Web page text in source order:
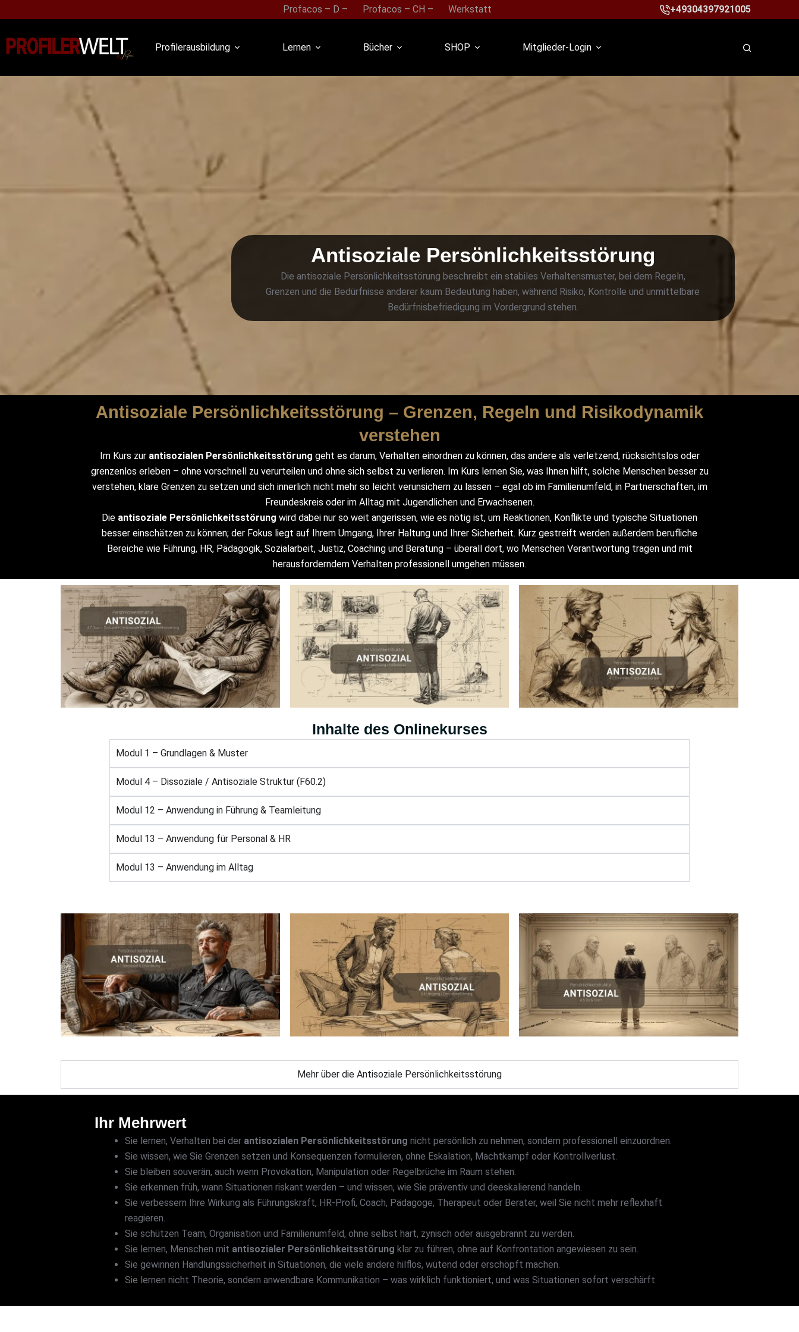
Profacos – D – Profacos – CH – Werkstatt +49304397921005
Profilerausbildung Lernen Bücher SHOP Mitglieder-Login
Antisoziale Persönlichkeitsstörung
Die antisoziale Persönlichkeitsstörung beschreibt ein stabiles Verhaltensmuster, bei dem Regeln,
Grenzen und die Bedürfnisse anderer kaum Bedeutung haben, während Risiko, Kontrolle und unmittelbare
Bedürfnisbefriedigung im Vordergrund stehen.
Antisoziale Persönlichkeitsstörung – Grenzen, Regeln und Risikodynamik
verstehen
Im Kurs zur antisozialen Persönlichkeitsstörung geht es darum, Verhalten einordnen zu können, das andere als verletzend, rücksichtslos oder
grenzenlos erleben – ohne vorschnell zu verurteilen und ohne sich selbst zu verlieren. Im Kurs lernen Sie, was Ihnen hilft, solche Menschen besser zu
verstehen, klare Grenzen zu setzen und sich innerlich nicht mehr so leicht verunsichern zu lassen – egal ob im Familienumfeld, in Partnerschaften, im
Freundeskreis oder im Alltag mit Jugendlichen und Erwachsenen.
Die antisoziale Persönlichkeitsstörung wird dabei nur so weit angerissen, wie es nötig ist, um Reaktionen, Konflikte und typische Situationen
besser einschätzen zu können; der Fokus liegt auf Ihrem Umgang, Ihrer Haltung und Ihrer Sicherheit. Kurz gestreift werden außerdem berufliche
Bereiche wie Führung, HR, Pädagogik, Sozialarbeit, Justiz, Coaching und Beratung – überall dort, wo Menschen Verantwortung tragen und mit
herausforderndem Verhalten professionell umgehen müssen.
Inhalte des Onlinekurses
Modul 1 – Grundlagen & Muster
Modul 4 – Dissoziale / Antisoziale Struktur (F60.2)
Modul 12 – Anwendung in Führung & Teamleitung
Modul 13 – Anwendung für Personal & HR
Modul 13 – Anwendung im Alltag
Mehr über die Antisoziale Persönlichkeitsstörung
Ihr Mehrwert
Sie lernen, Verhalten bei der antisozialen Persönlichkeitsstörung nicht persönlich zu nehmen, sondern professionell einzuordnen.
Sie wissen, wie Sie Grenzen setzen und Konsequenzen formulieren, ohne Eskalation, Machtkampf oder Kontrollverlust.
Sie bleiben souverän, auch wenn Provokation, Manipulation oder Regelbrüche im Raum stehen.
Sie erkennen früh, wann Situationen riskant werden – und wissen, wie Sie präventiv und deeskalierend handeln.
Sie verbessern Ihre Wirkung als Führungskraft, HR-Profi, Coach, Pädagoge, Therapeut oder Berater, weil Sie nicht mehr reflexhaft
reagieren.
Sie schützen Team, Organisation und Familienumfeld, ohne selbst hart, zynisch oder ausgebrannt zu werden.
Sie lernen, Menschen mit antisozialer Persönlichkeitsstörung klar zu führen, ohne auf Konfrontation angewiesen zu sein.
Sie gewinnen Handlungssicherheit in Situationen, die viele andere hilflos, wütend oder erschöpft machen.
Sie lernen nicht Theorie, sondern anwendbare Kommunikation – was wirklich funktioniert, und was Situationen sofort verschärft.